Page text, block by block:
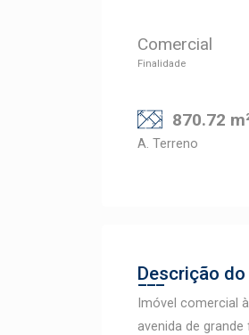
Comercial
Finalidade
870.72
A. Terreno
Descrição
Imóvel comercial
avenida de